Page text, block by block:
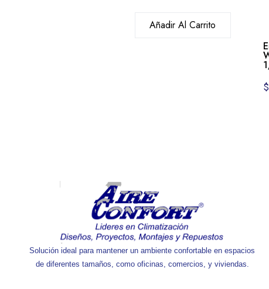
Añadir Al Carrito
$
Solución ideal para mantener un ambiente confortable en espacios
de diferentes tamaños, como oficinas, comercios, y viviendas.